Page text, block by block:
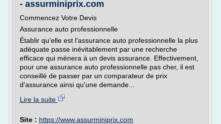
- assurminiprix.com
Commencez Votre Devis
Assurance auto professionnelle
Établir qu'elle est l'assurance auto professionnelle la plus
adéquate passe inévitablement par une recherche
efficace qui mènera à un devis assurance. Effectivement,
pour une assurance auto professionnelle pas cher, il est
conseillé de passer par un comparateur de prix
d'assurance ainsi qu'une demande...
Lire la suite
Site : https://www.assurminiprix.com